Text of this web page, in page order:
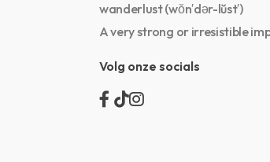
wanderlust (wŏn′dər-lŭst′)
A very strong or irresistible
Volg onze socials